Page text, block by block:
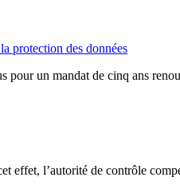
protection des données
pour un mandat de cinq ans
effet, l’autorité de contrôle